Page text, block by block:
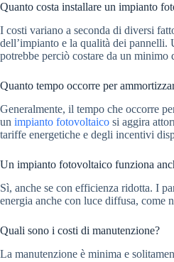
Quanto costa installare un impianto
I costi variano a seconda di diversi
dell’impianto e la qualità dei pannelli.
potrebbe perciò costare da un minimo
Quanto tempo occorre per
Generalmente, il tempo che occorre
un impianto fotovoltaico si aggira
tariffe energetiche e degli incentivi
Un impianto fotovoltaico funziona
Sì, anche se con efficienza ridotta. I
energia anche con luce diffusa, come
Quali sono i costi di manutenzione?
La manutenzione è minima e